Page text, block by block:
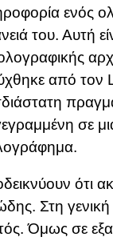
ενός
του. Αυτή
από τον
σε
ότι
Στη γενική
Όμως σε